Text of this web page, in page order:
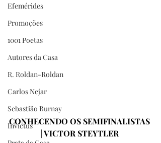
Efemérides
Promoções
1001 Poetas
Autores da Casa
R. Roldan-Roldan
Carlos Nejar
Sebastião Burnay
Invictus
CONHECENDO OS SEMIFINALISTAS
| VICTOR STEYTLER